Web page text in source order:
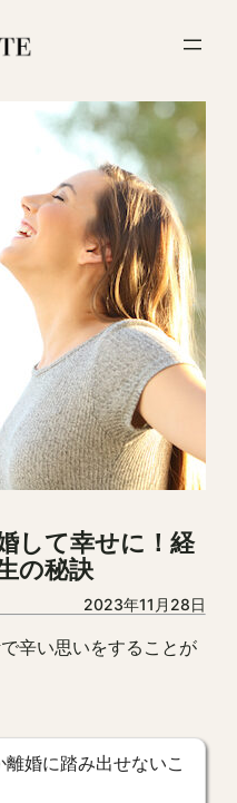
して幸せに！経
の秘訣
2023年11月28日
辛い思いをすることが
離婚に踏み出せないこ